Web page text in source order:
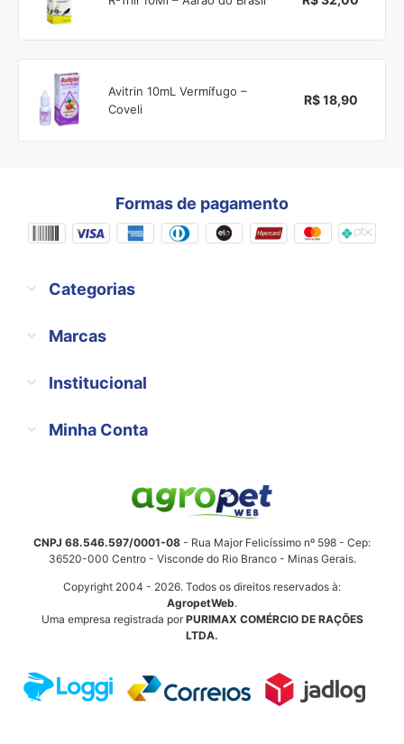
Avitrin 10mL Vermífugo –
Coveli
R$ 18,90
Formas de pagamento
Categorias
Marcas
Institucional
Minha Conta
CNPJ 68.546.597/0001-08 - Rua Major Felicíssimo nº 598 - Cep:
36520-000 Centro - Visconde do Rio Branco - Minas Gerais.
Copyright 2004 - 2026. Todos os direitos reservados à:
AgropetWeb.
Uma empresa registrada porPURIMAX COMÉRCIO DE RAÇÕES
LTDA.